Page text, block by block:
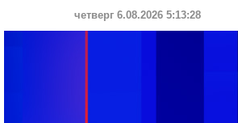
четверг 6.08.2026 5:13:29